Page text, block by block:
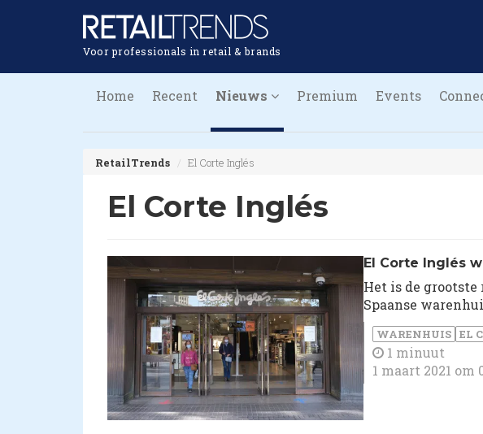
Voor professionals in retail & brands
Home Recent Nieuws Premium Events
RetailTrends El Corte Inglés
El Corte Inglés
El Corte Inglés
Het is de
Spaanse
WARENHUIS EL
1 minuut
1 maart 2021 om